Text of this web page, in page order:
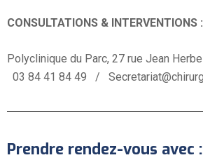
CONSULTATIONS & INTERVENTIONS :
Polyclinique du Parc, 27 rue Jean
03 84 41 84 49 /
Prendre rendez-vous avec :